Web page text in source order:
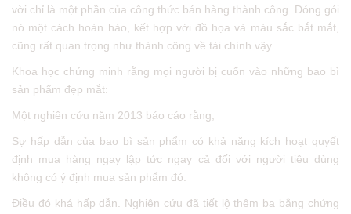
vời chỉ là một phần của công thức bán hàng thành công. Đóng gói
nó một cách hoàn hảo, kết hợp với đồ họa và màu sắc bắt mắt,
cũng rất quan trọng như thành công về tài chính vậy.
Khoa học chứng minh rằng mọi người bị cuốn vào những bao bì
sản phẩm đẹp mắt:
Một nghiên cứu năm 2013 báo cáo rằng,
Sự hấp dẫn của bao bì sản phẩm có khả năng kích hoạt quyết
định mua hàng ngay lập tức ngay cả đối với người tiêu dùng
không có ý định mua sản phẩm đó.
Điều đó khá hấp dẫn. Nghiên cứu đã tiết lộ thêm ba bằng chứng